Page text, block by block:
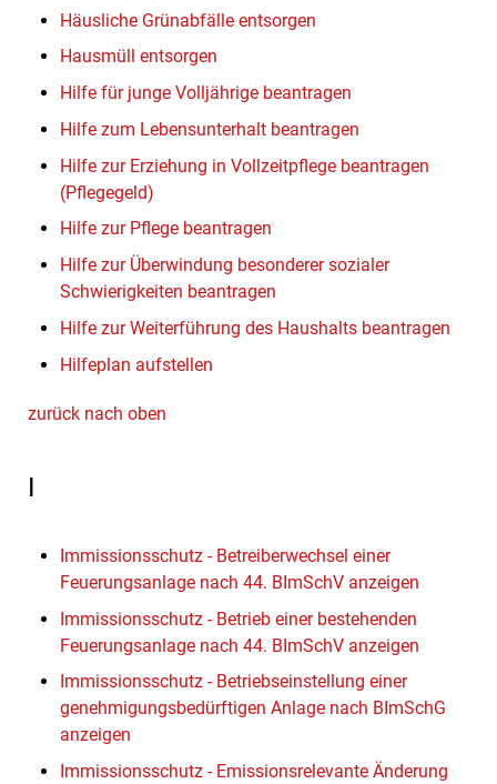
Häusliche Grünabfälle entsorgen
Hausmüll entsorgen
Hilfe für junge Volljährige beantragen
Hilfe zum Lebensunterhalt beantragen
Hilfe zur Erziehung in Vollzeitpflege beantragen
(Pflegegeld)
Hilfe zur Pflege beantragen
Hilfe zur Überwindung besonderer sozialer
Schwierigkeiten beantragen
Hilfe zur Weiterführung des Haushalts beantragen
Hilfeplan aufstellen
zurück nach oben
I
Immissionsschutz - Betreiberwechsel einer
Feuerungsanlage nach 44. BImSchV anzeigen
Immissionsschutz - Betrieb einer bestehenden
Feuerungsanlage nach 44. BImSchV anzeigen
Immissionsschutz - Betriebseinstellung einer
genehmigungsbedürftigen Anlage nach BImSchG
anzeigen
Immissionsschutz - Emissionsrelevante Änderung